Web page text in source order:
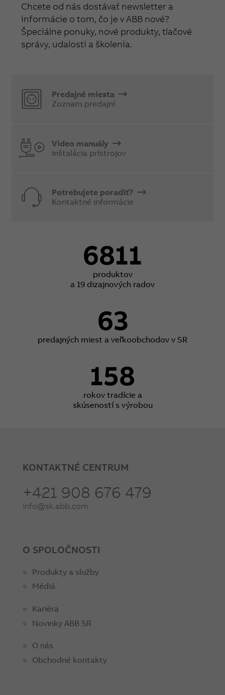
Chcete od nás dostávať newsletter a
informácie o tom, čo je v ABB nové?
Špeciálne ponuky, nové produkty, tlačové
správy, udalosti a školenia.
Predajné miesta
Zoznam predajní
Video manuály
inštalácia prístrojov
Potrebujete poradiť?
Kontaktné informácie
6811
produktov
a 19 dizajnových radov
63
predajných miest a veľkoobchodov v SR
158
rokov tradície a
skúseností s výrobou
KONTAKTNÉ CENTRUM
+421 908 676 479
info@sk.abb.com
O SPOLOČNOSTI
Produkty a služby
Médiá
Kariéra
Novinky ABB SR
O nás
Obchodné kontakty